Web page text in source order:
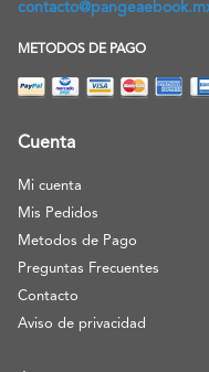
METODOS DE PAGO
Cuenta
Mi cuenta
Mis Pedidos
Metodos de Pago
Preguntas Frecuentes
Contacto
Aviso de privacidad